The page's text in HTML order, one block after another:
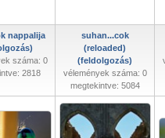
nappalija
száma: 0
2818
suhan...cok
(reloaded)
(feldolgozás)
vélemények száma: 0
megtekintve: 5084